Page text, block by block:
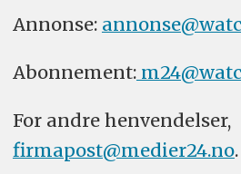
Annonse:
Abonnement:
For andre henvendelser,
firmapost@medier24.no.